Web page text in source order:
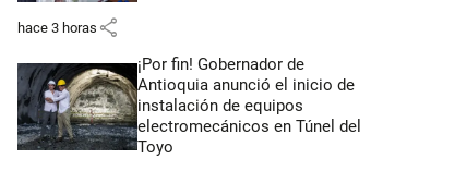
hace 3 horas share
¡Por fin! Gobernador de
Antioquia anunció el inicio de
instalación de equipos
electromecánicos en Túnel del
Toyo